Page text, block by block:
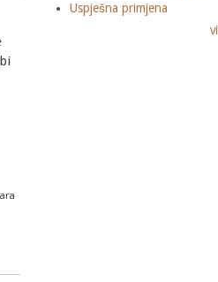
Uspješna primjena